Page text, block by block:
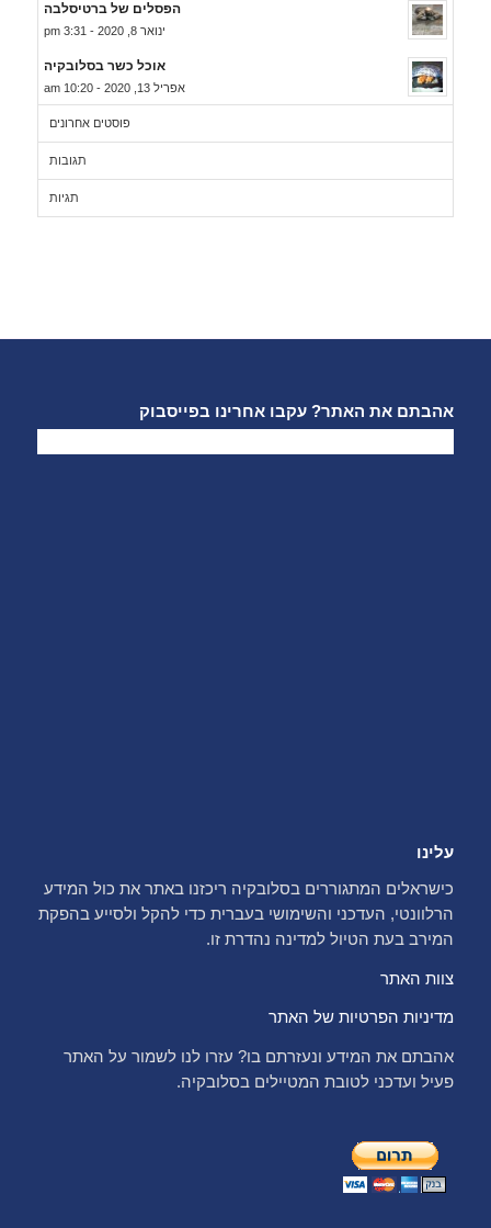
הפסלים של ברטיסלבה
ינואר 8, 2020 - 3:31 pm
אוכל כשר בסלובקיה
אפריל 13, 2020 - 10:20 am
פוסטים אחרונים
תגובות
תגיות
אהבתם את האתר? עקבו אחרינו בפייסבוק
עלינו
כישראלים המתגוררים בסלובקיה ריכזנו באתר את כול המידע
הרלוונטי, העדכני והשימושי בעברית כדי להקל ולסייע בהפקת
המירב בעת הטיול למדינה נהדרת זו.
צוות האתר
מדיניות הפרטיות של האתר
אהבתם את המידע ונעזרתם בו? עזרו לנו לשמור על האתר
פעיל ועדכני לטובת המטיילים בסלובקיה.